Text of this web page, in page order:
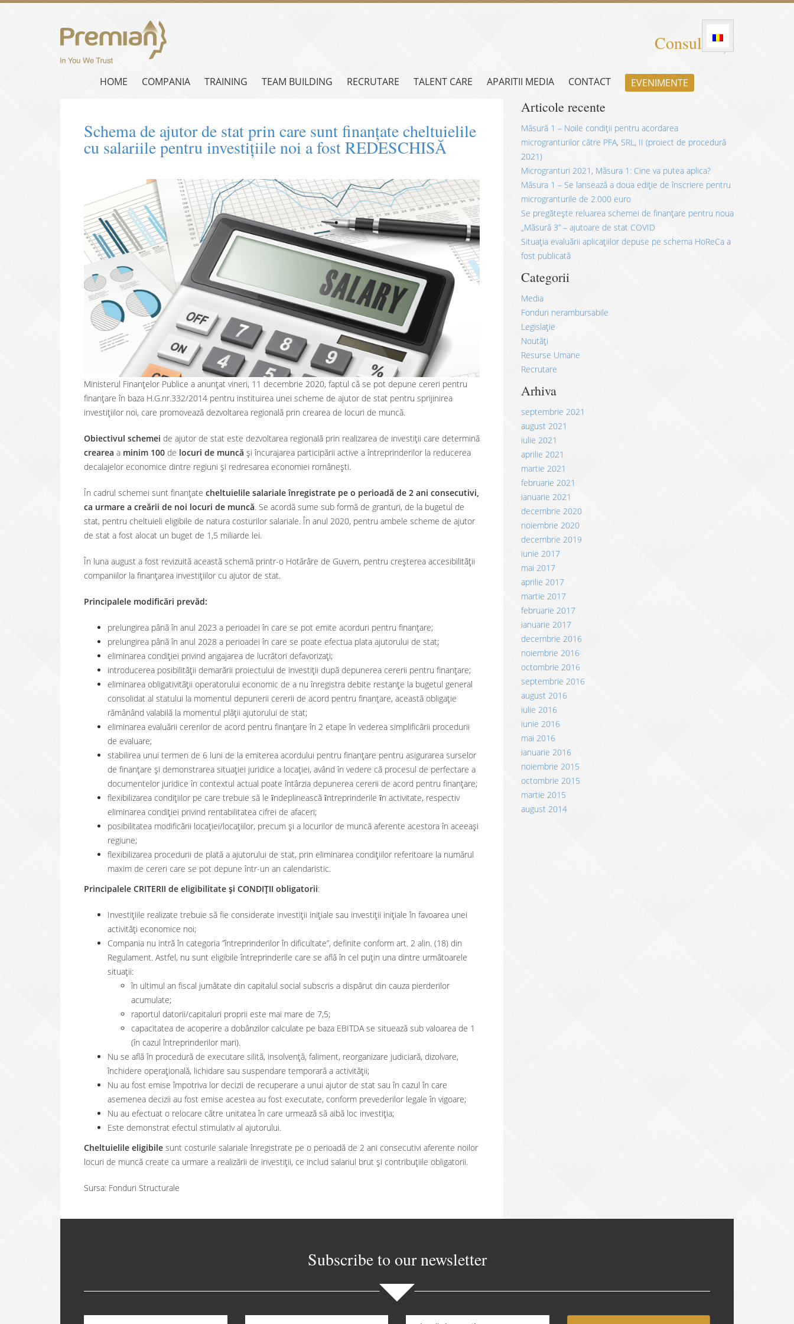
Consultanță
HOME COMPANIA TRAINING TEAM BUILDING RECRUTARE TALENT CARE APARITII MEDIA CONTACT EVENIMENTE
Schema de ajutor de stat prin care sunt finanțate cheltuielile
cu salariile pentru investițiile noi a fost REDESCHISĂ
Ministerul Finanțelor Publice a anunțat vineri, 11 decembrie 2020, faptul că se pot depune cereri pentru
finanțare în baza H.G.nr.332/2014 pentru instituirea unei scheme de ajutor de stat pentru sprijinirea
investițiilor noi, care promovează dezvoltarea regională prin crearea de locuri de muncă.
Obiectivul schemei de ajutor de stat este dezvoltarea regională prin realizarea de investiții care determină
crearea a minim 100 de locuri de muncă și încurajarea participării active a întreprinderilor la reducerea
decalajelor economice dintre regiuni şi redresarea economiei româneşti.
În cadrul schemei sunt finanțate cheltuielile salariale înregistrate pe o perioadă de 2 ani consecutivi,
ca urmare a creării de noi locuri de muncă. Se acordă sume sub formă de granturi, de la bugetul de
stat, pentru cheltuieli eligibile de natura costurilor salariale. În anul 2020, pentru ambele scheme de ajutor
de stat a fost alocat un buget de 1,5 miliarde lei.
În luna august a fost revizuită această schemă printr-o Hotărâre de Guvern, pentru creșterea accesibilității
companiilor la finanțarea investițiilor cu ajutor de stat.
Principalele modificări prevăd:
prelungirea până în anul 2023 a perioadei în care se pot emite acorduri pentru finanţare;
prelungirea până în anul 2028 a perioadei în care se poate efectua plata ajutorului de stat;
eliminarea condiției privind angajarea de lucrători defavorizați;
introducerea posibilității demarării proiectului de investiții după depunerea cererii pentru finanțare;
eliminarea obligativității operatorului economic de a nu înregistra debite restanțe la bugetul general
consolidat al statului la momentul depunerii cererii de acord pentru finanțare, această obligație
rămânând valabilă la momentul plății ajutorului de stat;
eliminarea evaluării cererilor de acord pentru finanţare în 2 etape în vederea simplificării procedurii
de evaluare;
stabilirea unui termen de 6 luni de la emiterea acordului pentru finanţare pentru asigurarea surselor
de finanţare şi demonstrarea situaţiei juridice a locaţiei, având în vedere că procesul de perfectare a
documentelor juridice în contextul actual poate întârzia depunerea cererii de acord pentru finanţare;
flexibilizarea condiţiilor pe care trebuie să le ȋndeplinească ȋntreprinderile ȋn activitate, respectiv
eliminarea condiției privind rentabilitatea cifrei de afaceri;
posibilitatea modificării locației/locațiilor, precum și a locurilor de muncă aferente acestora în aceeași
regiune;
flexibilizarea procedurii de plată a ajutorului de stat, prin eliminarea condițiilor referitoare la numărul
maxim de cereri care se pot depune într-un an calendaristic.
Principalele CRITERII de eligibilitate și CONDIȚII obligatorii:
Investițiile realizate trebuie să fie considerate investiții inițiale sau investiții inițiale în favoarea unei
activități economice noi;
Compania nu intră în categoria ”întreprinderilor în dificultate”, definite conform art. 2 alin. (18) din
Regulament. Astfel, nu sunt eligibile întreprinderile care se află în cel puțin una dintre următoarele
situații:
în ultimul an fiscal jumătate din capitalul social subscris a dispărut din cauza pierderilor
acumulate;
raportul datorii/capitaluri proprii este mai mare de 7,5;
capacitatea de acoperire a dobânzilor calculate pe baza EBITDA se situează sub valoarea de 1
(în cazul întreprinderilor mari).
Nu se află în procedură de executare silită, insolvenţă, faliment, reorganizare judiciară, dizolvare,
închidere operațională, lichidare sau suspendare temporară a activităţii;
Nu au fost emise împotriva lor decizii de recuperare a unui ajutor de stat sau în cazul în care
asemenea decizii au fost emise acestea au fost executate, conform prevederilor legale în vigoare;
Nu au efectuat o relocare către unitatea în care urmează să aibă loc investiția;
Este demonstrat efectul stimulativ al ajutorului.
Cheltuielile eligibile sunt costurile salariale înregistrate pe o perioadă de 2 ani consecutivi aferente noilor
locuri de muncă create ca urmare a realizării de investiţii, ce includ salariul brut și contribuțiile obligatorii.
Sursa: Fonduri Structurale
Articole recente
Măsură 1 – Noile condiții pentru acordarea
microgranturilor către PFA, SRL, II (proiect de procedură
2021)
Microgranturi 2021, Măsura 1: Cine va putea aplica?
Măsura 1 – Se lansează a doua ediție de înscriere pentru
microgranturile de 2.000 euro
Se pregătește reluarea schemei de finanțare pentru noua
„Măsură 3” – ajutoare de stat COVID
Situația evaluării aplicațiilor depuse pe schema HoReCa a
fost publicată
Categorii
Media
Fonduri nerambursabile
Legislație
Noutăți
Resurse Umane
Recrutare
Arhiva
septembrie 2021
august 2021
iulie 2021
aprilie 2021
martie 2021
februarie 2021
ianuarie 2021
decembrie 2020
noiembrie 2020
decembrie 2019
iunie 2017
mai 2017
aprilie 2017
martie 2017
februarie 2017
ianuarie 2017
decembrie 2016
noiembrie 2016
octombrie 2016
septembrie 2016
august 2016
iulie 2016
iunie 2016
mai 2016
ianuarie 2016
noiembrie 2015
octombrie 2015
martie 2015
august 2014
Subscribe to our newsletter